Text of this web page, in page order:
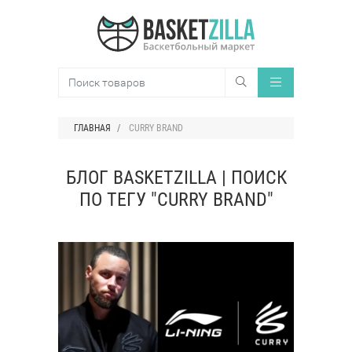
ГЛАВНАЯ CURRY BRAND
БЛОГ BASKETZILLA | ПОИСК
ПО ТЕГУ "CURRY BRAND"